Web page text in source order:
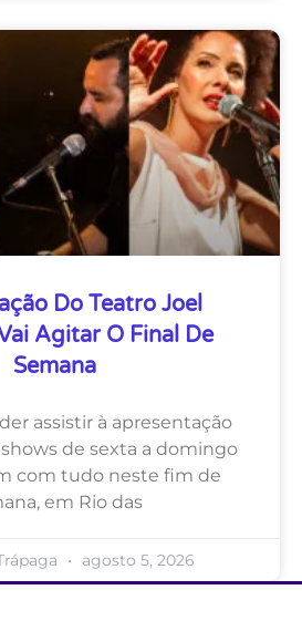
Do Teatro Joel
Agitar O Final De
Semana
assistir à apresentação
de sexta a domingo
com tudo neste fim de
em Rio das
agosto 5, 2026